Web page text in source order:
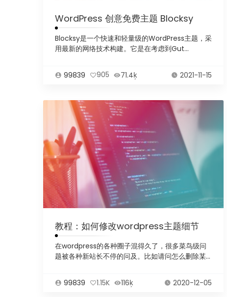
WordPress 创意免费主题 Blocksy
Blocksy是一个快速和轻量级的WordPress主题，采
用最新的网络技术构建。它是在考虑到Gut...
99839 905 71.4ķ 2021-11-15
教程：如何修改wordpress主题细节
在wordpress的各种圈子混得久了，很多菜鸟级问
题被各种新站长不停的问及。比如请问怎么删除某
99839
1.15K 116ķ 2020-12-05